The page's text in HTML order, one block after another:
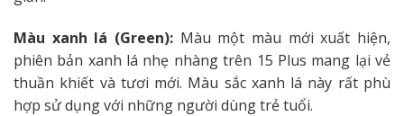
Màu xanh lá (Green): Màu một màu mới xuất hiện,
phiên bản xanh lá nhẹ nhàng trên 15 Plus mang lại vẻ
thuần khiết và tươi mới. Màu sắc xanh lá này rất phù
hợp sử dụng với những người dùng trẻ tuổi.